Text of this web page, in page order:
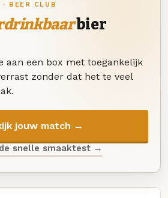
BEER CLUB
bier
aan een box met toegankelijk
zonder dat het te veel
jouw match →
snelle smaaktest →